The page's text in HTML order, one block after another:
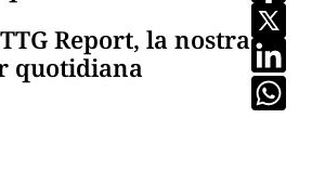
Report, la nostra
quotidiana